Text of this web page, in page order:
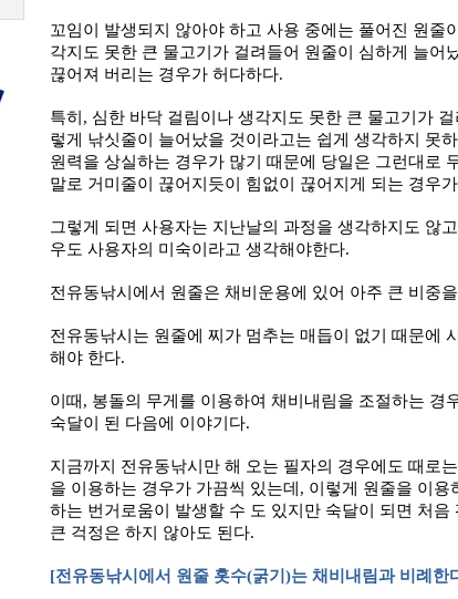
꼬임이 발생되지 않아야 하고 사용 중에는 풀어진 원줄
각지도 못한 큰 물고기가 걸려들어 원줄이 심하게 늘어
끊어져 버리는 경우가 허다하다.
특히 , 심한 바닥 걸림이나 생각지도 못한 큰 물고기가
렇게 낚싯줄이 늘어났을 것이라고는 쉽게 생각하지 못
원력을 상실하는 경우가 많기 때문에 당일은 그런대로
말로 거미줄이 끊어지듯이 힘없이 끊어지게 되는 경우
그렇게 되면 사용자는 지난날의 과정을 생각하지도 않
우도 사용자의 미숙이라고 생각해야한다.
전유동낚시에서 원줄은 채비운용에 있어 아주 큰 비중
전유동낚시는 원줄에 찌가 멈추는 매듭이 없기 때문에
해야 한다.
이때 , 봉돌의 무게를 이용하여 채비내림을 조절하는 경
숙달이 된 다음에 이야기다.
지금까지 전유동낚시만 해 오는 필자의 경우에도 때로
을 이용하는 경우가 가끔씩 있는데 , 이렇게 원줄을 이용
하는 번거로움이 발생할 수 도 있지만 숙달이 되면 처
큰 걱정은 하지 않아도 된다.
[전유동낚시에서 원줄 홋수(굵기 )는 채비내림과 비례한